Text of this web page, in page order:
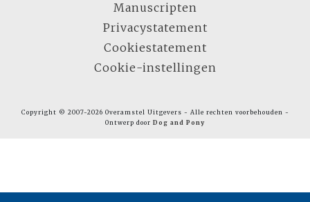
Manuscripten
Privacystatement
Cookiestatement
Cookie-instellingen
Copyright © 2007-2026 Overamstel Uitgevers - Alle rechten voorbehouden -
Ontwerp door Dog and Pony